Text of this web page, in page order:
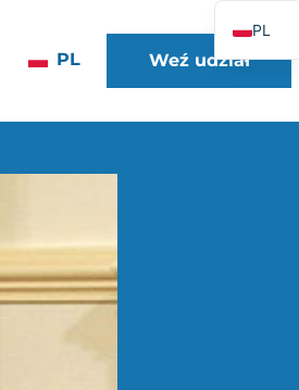
PL Weź udział
PL
FR